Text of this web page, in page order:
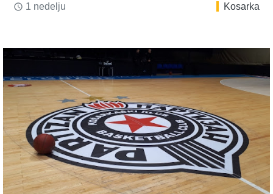
access_time 1 nedelju Kosarka